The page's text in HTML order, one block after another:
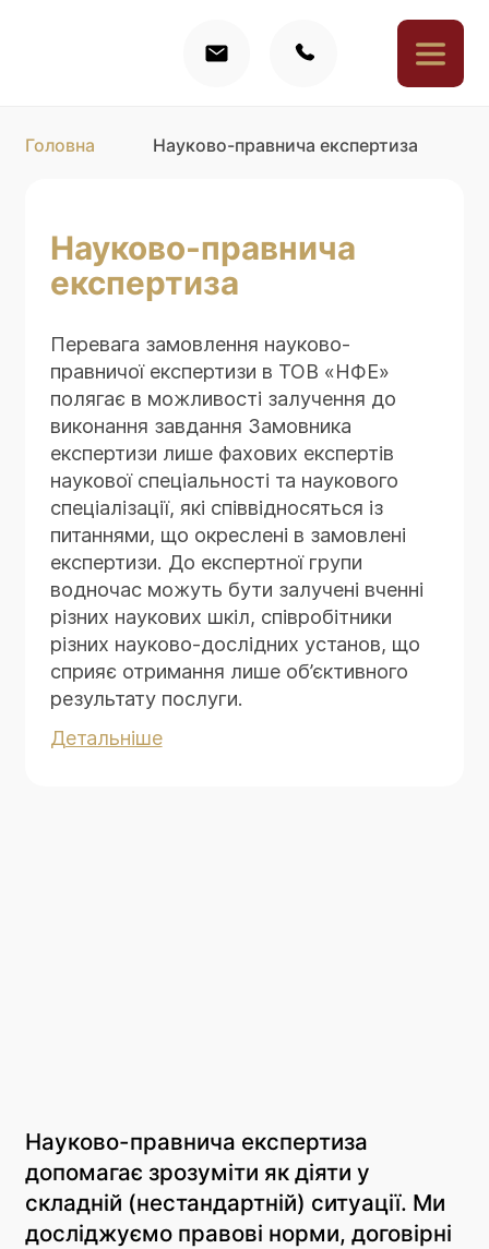
Головна Науково-правнича експертиза
Науково-правнича
експертиза
Перевага замовлення науково-
правничої експертизи в ТОВ «НФЕ»
полягає в можливості залучення до
виконання завдання Замовника
експертизи лише фахових експертів
наукової спеціальності та наукового
спеціалізації, які співвідносяться із
питаннями, що окреслені в замовлені
експертизи. До експертної групи
водночас можуть бути залучені вченні
різних наукових шкіл, співробітники
різних науково-дослідних установ, що
сприяє отримання лише об’єктивного
результату послуги.
ТОВ "НФЕ" є майданчиком наукового
співробітництва носіїв спеціалізованих
Детальніше
Науково-правнича експертиза
допомагає зрозуміти як діяти у
складній (нестандартній) ситуації. Ми
досліджуємо правові норми, договірні